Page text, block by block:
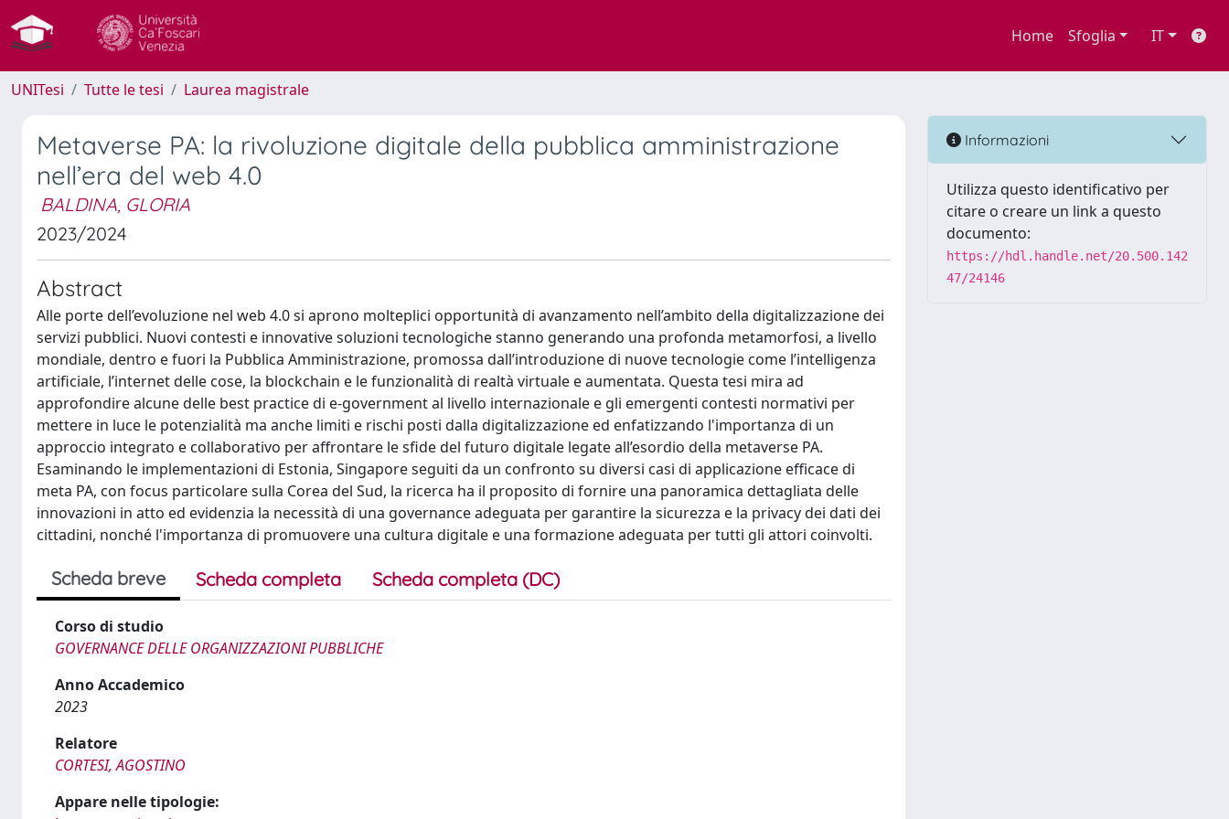
Home Sfoglia IT
UNITesi Tutte le tesi Laurea magistrale
Metaverse PA: la rivoluzione digitale della pubblica amministrazione
nell’era del web 4.0
BALDINA, GLORIA
2023/2024
Abstract
Alle porte dell’evoluzione nel web 4.0 si aprono molteplici opportunità di avanzamento nell’ambito della digitalizzazione dei
servizi pubblici. Nuovi contesti e innovative soluzioni tecnologiche stanno generando una profonda metamorfosi, a livello
mondiale, dentro e fuori la Pubblica Amministrazione, promossa dall’introduzione di nuove tecnologie come l’intelligenza
artificiale, l’internet delle cose, la blockchain e le funzionalità di realtà virtuale e aumentata. Questa tesi mira ad
approfondire alcune delle best practice di e-government al livello internazionale e gli emergenti contesti normativi per
mettere in luce le potenzialità ma anche limiti e rischi posti dalla digitalizzazione ed enfatizzando l'importanza di un
approccio integrato e collaborativo per affrontare le sfide del futuro digitale legate all’esordio della metaverse PA.
Esaminando le implementazioni di Estonia, Singapore seguiti da un confronto su diversi casi di applicazione efficace di
meta PA, con focus particolare sulla Corea del Sud, la ricerca ha il proposito di fornire una panoramica dettagliata delle
innovazioni in atto ed evidenzia la necessità di una governance adeguata per garantire la sicurezza e la privacy dei dati dei
cittadini, nonché l'importanza di promuovere una cultura digitale e una formazione adeguata per tutti gli attori coinvolti.
Scheda breve Scheda completa Scheda completa (DC)
Corso di studio
GOVERNANCE DELLE ORGANIZZAZIONI PUBBLICHE
Anno Accademico
2023
Relatore
CORTESI, AGOSTINO
Appare nelle tipologie:
Informazioni
Utilizza questo identificativo per
citare o creare un link a questo
documento:
https://hdl.handle.net/20.500.142
47/24146